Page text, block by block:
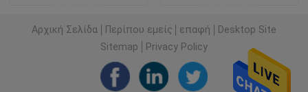
Δίσκος ψησίματος αλουμινίου
Ταψί πίτσας αλουμινίου
Αρχική Σελίδα Περίπου εμείς επαφή
Desktop Site
Sitemap
Privacy Policy